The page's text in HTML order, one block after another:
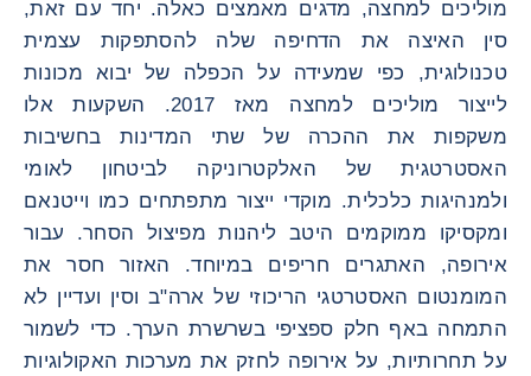
מוליכים למחצה, מדגים מאמצים כאלה. יחד עם זאת,
סין האיצה את הדחיפה שלה להסתפקות עצמית
טכנולוגית, כפי שמעידה על הכפלה של יבוא מכונות
לייצור מוליכים למחצה מאז 2017. השקעות אלו
משקפות את ההכרה של שתי המדינות בחשיבות
האסטרטגית של האלקטרוניקה לביטחון לאומי
ולמנהיגות כלכלית. מוקדי ייצור מתפתחים כמו וייטנאם
ומקסיקו ממוקמים היטב ליהנות מפיצול הסחר. עבור
אירופה, האתגרים חריפים במיוחד. האזור חסר את
המומנטום האסטרטגי הריכוזי של ארה"ב וסין ועדיין לא
התמחה באף חלק ספציפי בשרשרת הערך. כדי לשמור
על תחרותיות, על אירופה לחזק את מערכות האקולוגיות